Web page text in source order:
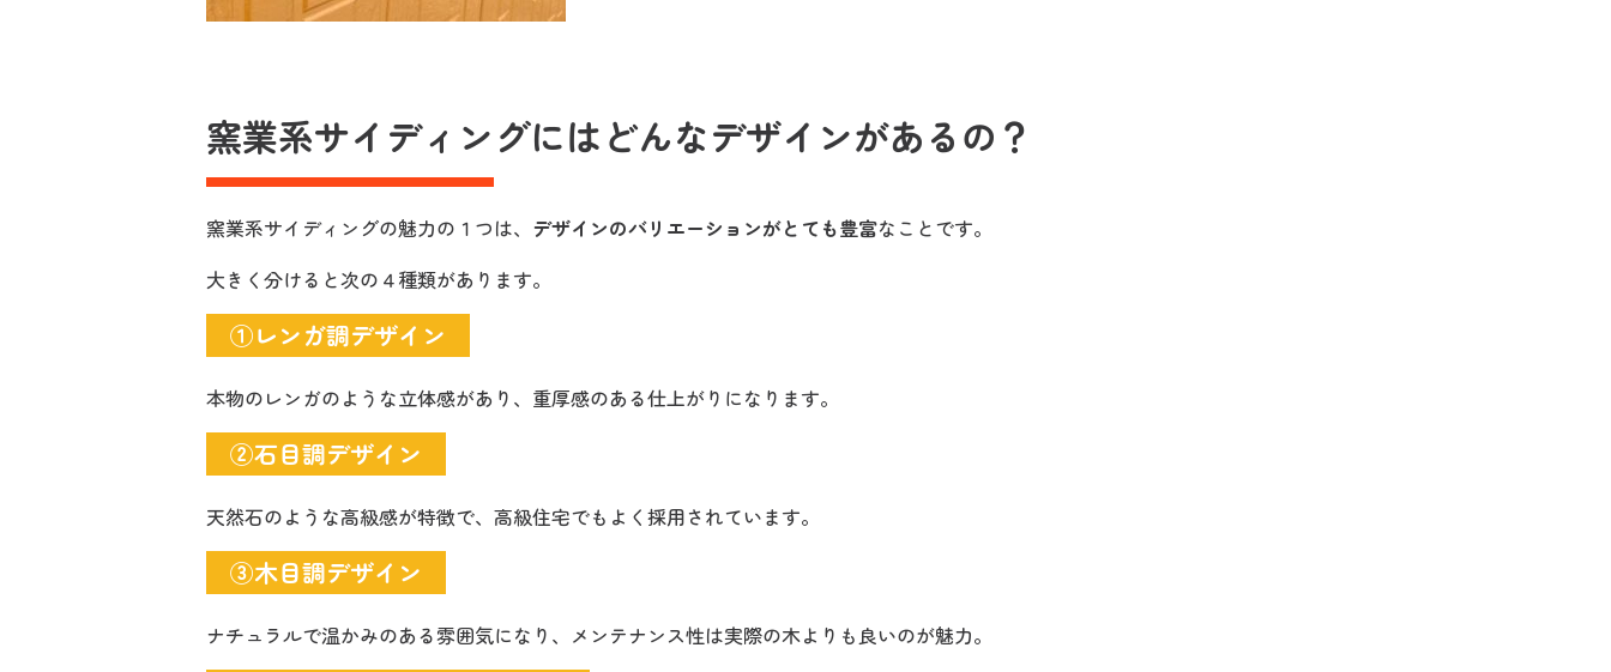
窯業系サイディングにはどんなデザインがあるの？
窯業系サイディングの魅力の１つは、 デザインのバリエーションがとても豊富なことです。
大きく分けると次の４種類があります。
①レンガ調デザイン
本物のレンガのような立体感があり、重厚感のある仕上がりになります。
②石目調デザイン
天然石のような高級感が特徴で、高級住宅でもよく採用されています。
③木目調デザイン
ナチュラルで温かみのある雰囲気になり、メンテナンス性は実際の木よりも良いのが魅力。